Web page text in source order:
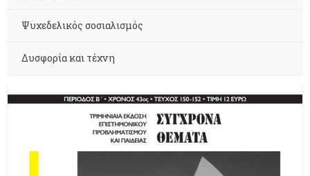
Ψυχεδελικός σοσιαλισμός
Δυσφορία και τέχνη